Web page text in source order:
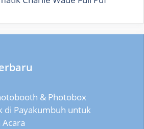
& Photobox
di Payakumbuh untuk
Acara